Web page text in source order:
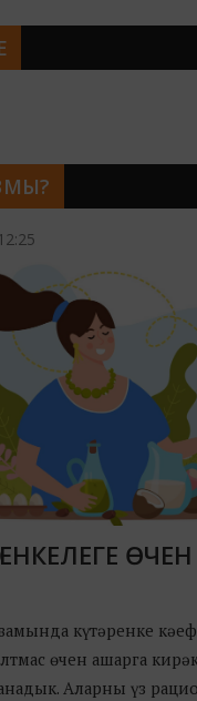
ӨЧЕН
күтәренке
өчен ашарга
Аларны үз